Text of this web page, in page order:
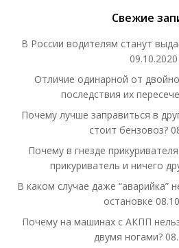
Свежие
В России водителям станут
09.10.2020
Отличие одинарной от
последствия их
Почему лучше заправиться в
стоит бензовоз?
Почему в гнезде
прикуриватель и ничего
В каком случае даже “аварийка”
остановке
Почему на машинах с АКПП
двумя ногами?